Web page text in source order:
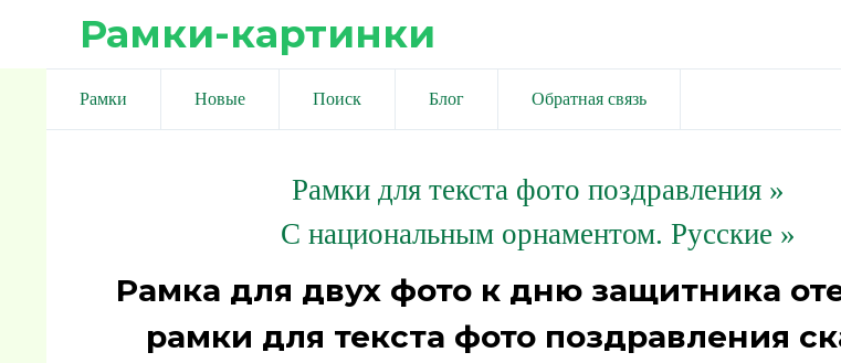
Рамки-картинки
Рамки Новые Поиск Блог Обратная связь
Рамки для текста фото поздравления »
С национальным орнаментом. Русские »
Рамка для двух фото к дню защитника
рамки для текста фото поздравления